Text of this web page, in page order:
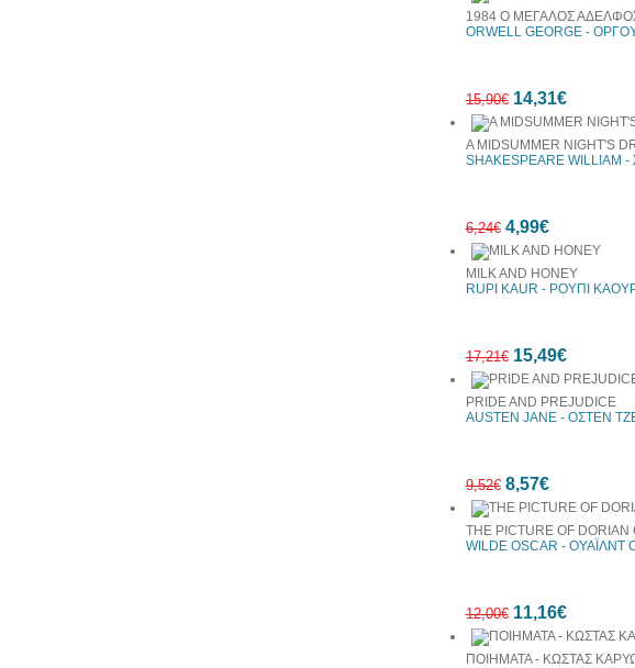
1984 Ο ΜΕΓΑΛΟΣ
ORWELL GEORGE -
15,90€ 14,31€
A MIDSUMMER NIGHT'S
SHAKESPEARE WILLIAM
6,24€ 4,99€
MILK AND HONEY
RUPI KAUR - ΡΟΥΠΙ
17,21€ 15,49€
PRIDE AND PREJUDICE
AUSTEN JANE - ΟΣΤΕΝ
9,52€ 8,57€
THE PICTURE OF DORIAN
WILDE OSCAR - ΟΥΑΪΛΝΤ
12,00€ 11,16€
ΠΟΙΗΜΑΤΑ - ΚΩΣΤΑΣ